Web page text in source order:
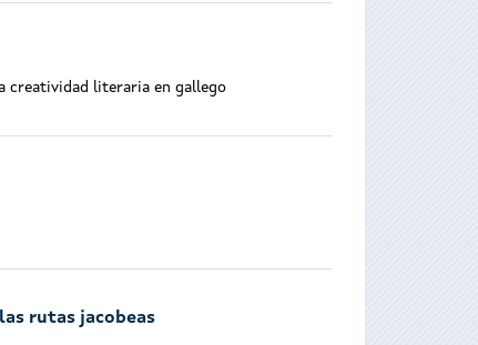
creatividad literaria en gallego
rutas jacobeas